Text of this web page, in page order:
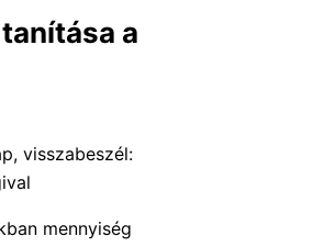
a
visszabeszél:
mennyiség